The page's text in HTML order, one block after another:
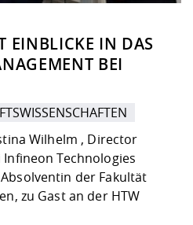
EINBLICKE IN DAS
BEI
Wilhelm , Director
Technologies
der Fakultät
zu Gast an der HTW